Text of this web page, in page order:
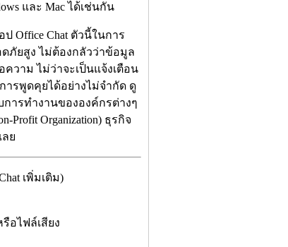
และ Mac ได้เช่นกัน
Office Chat ตัวนี้ในการ
ภัยสูง ไม่ต้องกลัวว่าข้อมูล
วาม ไม่ว่าจะเป็นแจ้งเตือน
ารพูดคุยได้อย่างไม่จำกัด ดู
ารทำงานขององค์กรต่างๆ
Profit Organization) ธุรกิจ
ย
เพิ่มเติม)
อไฟล์เสียง